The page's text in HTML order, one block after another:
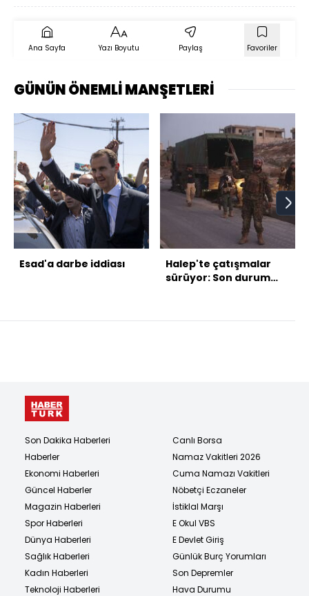
Ana Sayfa Yazı Boyutu Paylaş Favoriler
GÜNÜN ÖNEMLİ MANŞETLERİ
Esad'a darbe iddiası
Halep'te çatışmalar
sürüyor: Son durum
Son Dakika Haberleri
Haberler
Ekonomi Haberleri
Güncel Haberler
Magazin Haberleri
Spor Haberleri
Dünya Haberleri
Sağlık Haberleri
Kadın Haberleri
Teknoloji Haberleri
Canlı Borsa
Namaz Vakitleri 2026
Cuma Namazı Vakitleri
Nöbetçi Eczaneler
İstiklal Marşı
E Okul VBS
E Devlet Giriş
Günlük Burç Yorumları
Son Depremler
Hava Durumu